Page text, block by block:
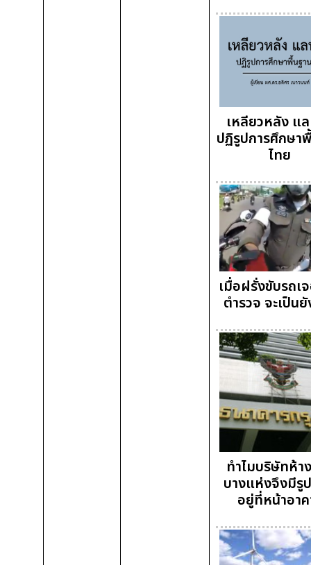
เหลียวหลัง แ
ปฏิรูปการศึกษา
ไทย
เมื่อฝรั่งขับรถเ
ตำรวจ จะเป็นยั
ทำไมบริษัทห้า
บางแห่งจึงมีรู
อยู่ที่หน้าอา